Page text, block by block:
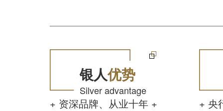
银人优势
Silver advantage
+ 资深品牌、从业十年 + + 央